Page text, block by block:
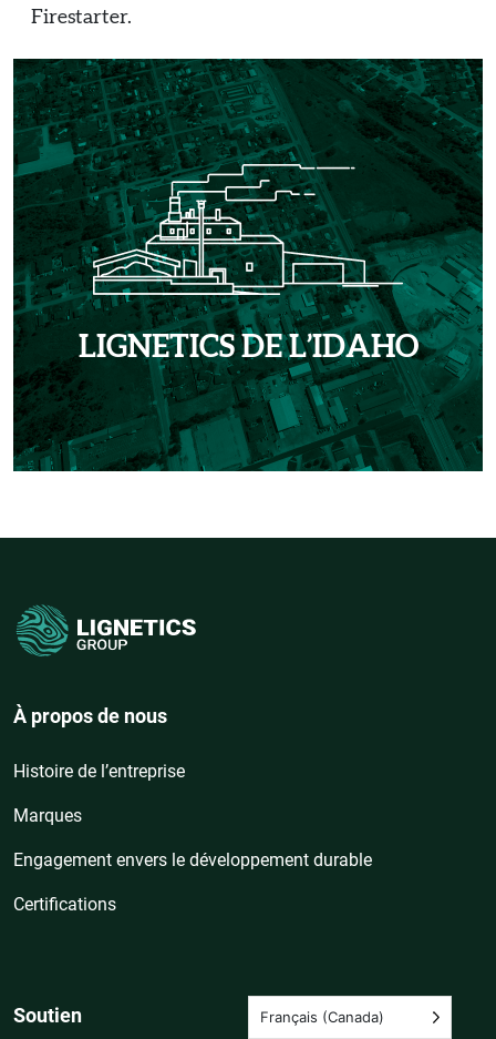
Firestarter.
LIGNETICS DE L’IDAHO
À propos de nous
Histoire de l’entreprise
Marques
Engagement envers le développement durable
Certifications
Soutien Français (Canada)